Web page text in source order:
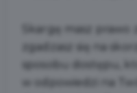
Skargę masz prawo
zgadzasz się na
sposobu dostępu,
w odpowiedzi na